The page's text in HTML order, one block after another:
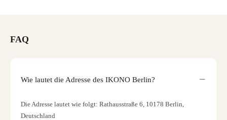
FAQ
Wie lautet die Adresse des IKONO Berlin?
Die Adresse lautet wie folgt: Rathausstraße 6, 10178 Berlin,
Deutschland